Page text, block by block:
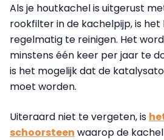
Als je houtkachel is uitgerust
rookfilter in de kachelpijp, is
regelmatig te reinigen. Het
minstens één keer per jaar te
is het mogelijk dat de
moet worden.
Uiteraard niet te vergeten, is
schoorsteen waarop de